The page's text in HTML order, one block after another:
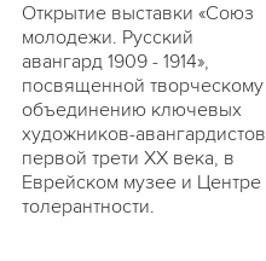
Открытие выставки «Союз
молодежи. Русский
авангард 1909 - 1914»,
посвященной творческому
объединению ключевых
художников-авангардистов
первой трети ХХ века, в
Еврейском музее и Центре
толерантности.